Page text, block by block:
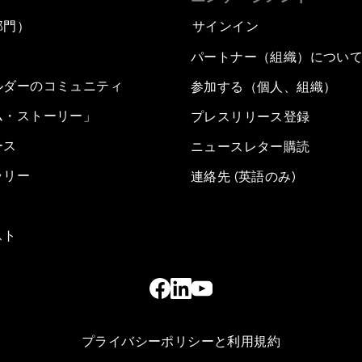
）
ーのコミュニティ
ストーリー」
リー
サインイン
パートナー（組織）につい
参加する（個人、組織）
プレスリリース登録
ニュースレター購読
連絡先 (英語のみ)
プライバシーポリシーと利用規約